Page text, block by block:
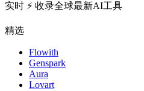
实时 ⚡️ 收录全球最新AI工具
精选
Flowith
Genspark
Aura
Lovart